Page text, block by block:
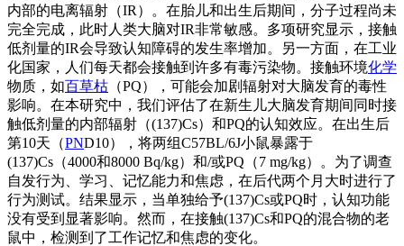
内部的电离辐射（IR）。在胎儿和出生后期间，分子过程尚未
完全完成，此时人类大脑对IR非常敏感。多项研究显示，接触
低剂量的IR会导致认知障碍的发生率增加。另一方面，在工业
化国家，人们每天都会接触到许多有毒污染物。接触环境化学
物质，如百草枯 （PQ），可能会加剧辐射对大脑发育的毒性
影响。在本研究中，我们评估了在新生儿大脑发育期间同时接
触低剂量的内部辐射（(137)Cs）和PQ的认知效应。在出生后
第10天（PND10），将两组C57BL/6J小鼠暴露于
(137)Cs（4000和8000 Bq/kg）和/或PQ（7 mg/kg）。为了调查
自发行为、学习、记忆能力和焦虑，在后代两个月大时进行了
行为测试。结果显示，当单独给予(137)Cs或PQ时，认知功能
没有受到显著影响。然而，在接触(137)Cs和PQ的混合物的老
鼠中，检测到了工作记忆和焦虑的变化。